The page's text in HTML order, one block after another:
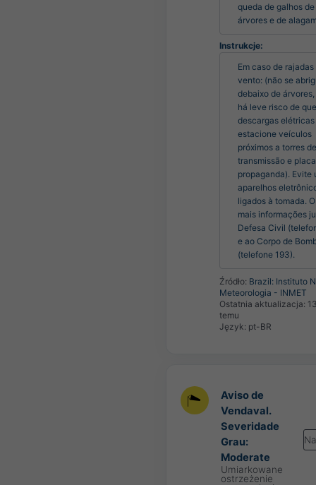
queda de galhos de
árvores e de
Instrukcje:
Em caso de rajadas
vento: (não se
debaixo de
há leve risco de
descargas elétricas
estacione veículos
próximos a torres de
transmissão e
propaganda). Evite
aparelhos
ligados à tomada.
mais informações
Defesa Civil
e ao Corpo de
(telefone 193).
Źródło: Brazil: Instituto
Meteorologia - INMET
Ostatnia aktualizacja:
temu
Język: pt-BR
Aviso de
Vendaval.
Severidade
Grau:
Moderate
Umiarkowane
ostrzeżenie